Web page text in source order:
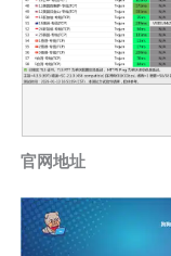
官网地址